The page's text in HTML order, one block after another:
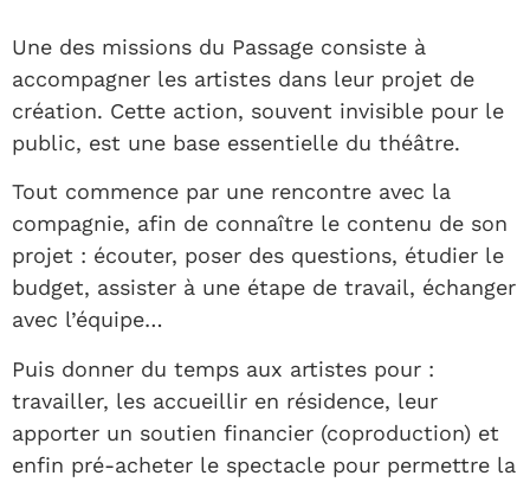
Une des missions du Passage consiste à
accompagner les artistes dans leur projet de
création. Cette action, souvent invisible pour le
public, est une base essentielle du théâtre.
Tout commence par une rencontre avec la
compagnie, afin de connaître le contenu de son
projet : écouter, poser des questions, étudier le
budget, assister à une étape de travail, échanger
avec l’équipe…
Puis donner du temps aux artistes pour :
travailler, les accueillir en résidence, leur
apporter un soutien financier (coproduction) et
enfin pré-acheter le spectacle pour permettre la